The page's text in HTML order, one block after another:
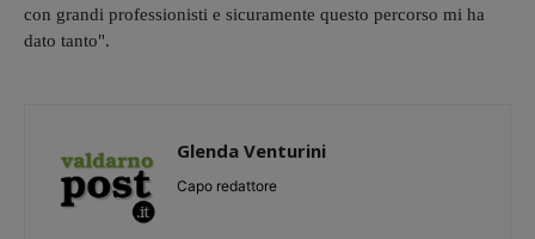
con grandi professionisti e sicuramente questo percorso mi ha
dato tanto".
Glenda Venturini
Capo redattore